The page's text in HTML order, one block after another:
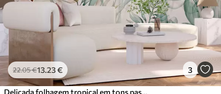
22.05€13 .23€ 3